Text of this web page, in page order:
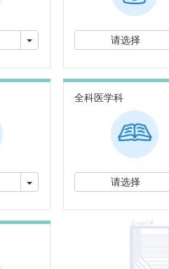
切换下拉菜单 请选择
切换下拉菜单
全科医学科
请选择